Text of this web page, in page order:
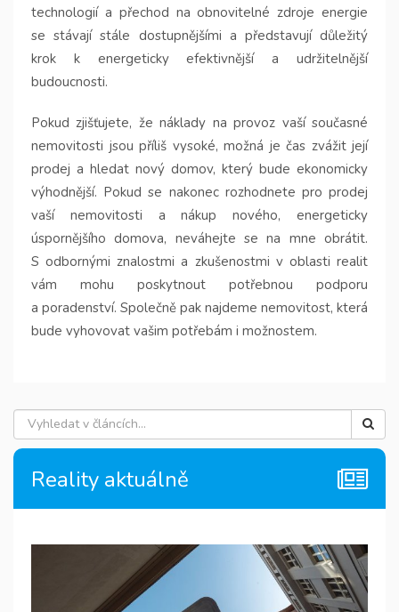
technologií a přechod na obnovitelné zdroje energie
se stávají stále dostupnějšími a představují důležitý
krok k energeticky efektivnější a udržitelnější
budoucnosti.
Pokud zjišťujete, že náklady na provoz vaší současné
nemovitosti jsou příliš vysoké, možná je čas zvážit její
prodej a hledat nový domov, který bude ekonomicky
výhodnější. Pokud se nakonec rozhodnete pro prodej
vaší nemovitosti a nákup nového, energeticky
úspornějšího domova, neváhejte se na mne obrátit.
S odbornými znalostmi a zkušenostmi v oblasti realit
vám mohu poskytnout potřebnou podporu
a poradenství. Společně pak najdeme nemovitost, která
bude vyhovovat vašim potřebám i možnostem.
Reality aktuálně